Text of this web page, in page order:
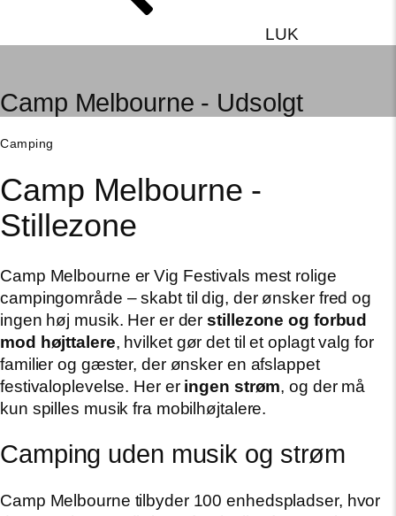
LUK
Camp Melbourne - Udsolgt
Camping
Camp Melbourne -
Stillezone
Camp Melbourne er Vig Festivals mest rolige
campingområde – skabt til dig, der ønsker fred og
ingen høj musik. Her er derstillezone og forbud
mod højttalere, hvilket gør det til et oplagt valg for
familier og gæster, der ønsker en afslappet
festivaloplevelse. Her er ingen strøm, og der må
kun spilles musik fra mobilhøjtalere.
Camping uden musik og strøm
Camp Melbourne tilbyder 100 enhedspladser, hvor